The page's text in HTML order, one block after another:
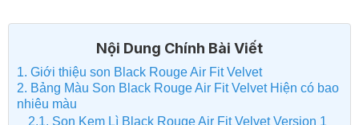
Nội Dung Chính Bài Viết
1. Giới thiệu son Black Rouge Air Fit Velvet
2. Bảng Màu Son Black Rouge Air Fit Velvet Hiện có bao
nhiêu màu
2.1. Son Kem Lì Black Rouge Air Fit Velvet Version 1